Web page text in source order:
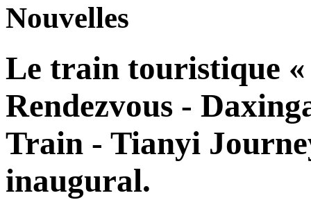
Nouvelles
Le train touristique
Rendezvous -
Train - Tianyi
inaugural.